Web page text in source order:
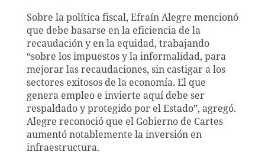
Sobre la política fiscal, Efraín Alegre mencionó
que debe basarse en la eficiencia de la
recaudación y en la equidad, trabajando
“sobre los impuestos y la informalidad, para
mejorar las recaudaciones, sin castigar a los
sectores exitosos de la economía. El que
genera empleo e invierte aquí debe ser
respaldado y protegido por el Estado”, agregó.
Alegre reconoció que el Gobierno de Cartes
aumentó notablemente la inversión en
infraestructura.